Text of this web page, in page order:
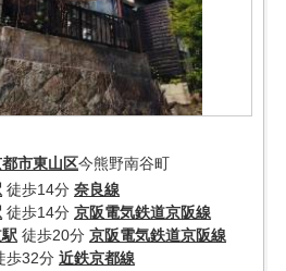
市東山区今熊野南谷町
徒歩14分 奈良線
徒歩14分 京阪電気鉄道京阪線
徒歩20分 京阪電気鉄道京阪線
歩32分 近鉄京都線